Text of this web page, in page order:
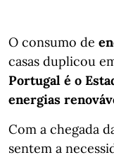
O consumo de
casas duplicou
Portugal é o
energias
Com a chegada
sentem a